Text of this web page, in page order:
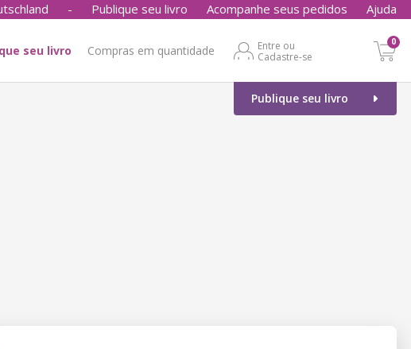
- Publique seu livro Acompanhe seus pedidos Ajuda
seu livro Compras em quantidade
Entre ou
Cadastre-se
0
Publique seu livro